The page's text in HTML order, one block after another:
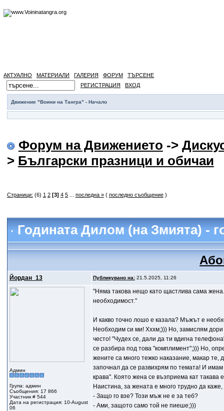
АКТУАЛНО МАТЕРИАЛИ ГАЛЕРИЯ ФОРУМ
ТЪРСЕНЕ
РЕГИСТРАЦИЯ
ВХОД
Движение "Воини на Тангра" - Начало
Форум на Движението ->
> Български празници и обичаи
Страници: (6) 1 2 [3] 4 5... последна »( последно съобщение)
Годината Дилом (на Змията) -
Йордан_13 Публикувано на:21.5.2025, 11:26
Админ
Група: админ
Съобщения: 17 866
Участник # 544
Дата на регистрация: 10-August
06
"Няма такова нещо като щастлива сама
необходимост."
И какво точно лошо е казала? Мъжът е
Необходим си ми! Хххм;))) Но, замислям дори
често! "Чудех се, дали да ти вдигна
се разбира под това "комплимент";))) Но,
жените са много тежко наказание, макар
започнал да се развихрям по темата! И
крава". Която жена се възприема кат
Наистина, за жената е много трудно да
- Защо го взе? Този мъж не е за теб?
- Ами, защото само той не пиеше;)))